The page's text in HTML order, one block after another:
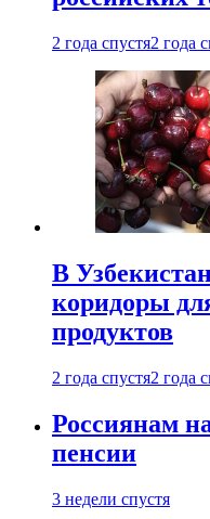
2 года спустя2 года
В
коридоры
продуктов
2 года спустя2 года
Россиянам
пенсии
3 недели спустя